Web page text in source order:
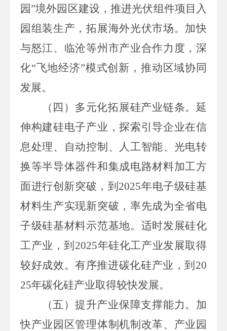
园”境外园区建设，推进光伏组件项目入
园组装生产，拓展海外光伏市场。加快
与怒江、临沧等州市产业合作力度，深
化“飞地经济”模式创新，推动区域协同
发展。
（四）多元化拓展硅产业链条。 延
伸构建硅电子产业 ，探索引导企业在信
息处理、自动控制、人工智能、光电转
换等半导体器件和集成电路材料加工方
面进行创新突破，到 2025年电子级硅基
材料生产实现新突破，率先成为全省电
子级硅基材料示范基地。 适时发展硅化
工产业，到 2025年硅化工产业发展取得
较好成效。有序推进碳化硅产业，到 20
25年碳化硅产业取得较快发展。
（五）提升产业保障支撑能力。 加
快产业园区管理体制机制改革、产业园